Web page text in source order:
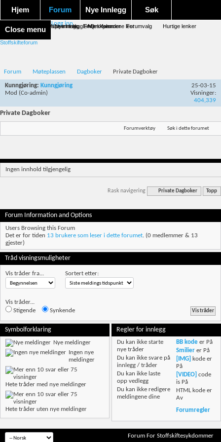
Hjem Forum
Nye innlegg FAQ Kalender Forumvalg Hurtige lenker
Nye Innlegg
Nye innlegg Merk forumene lest
Søk
Avansert søk Emneskyen
Close menu
Logg inn
Stoffskifteforum
Forum Møteplassen Dagboker Private Dagboker
Kunngjøring: Kunngjøring
Mod (Co-admin)
25-03-15
Visninger:
404,339
Private Dagboker
Forumverktøy Søk i dette forumet
Ingen innhold tilgjengelig
Rask navigering Private Dagboker Topp
Forum Information and Options
Users Browsing this Forum
Det er for tiden 13 brukere som leser i dette forumet. (0 medlemmer & 13
gjester)
Tråd visningsmuligheter
Vis tråder fra... Sortert etter:
Vis tråder...
Stigende
Synkende
Symbolforklaring
Nye meldinger
Ingen nye
meldinger
Hete tråder med nye meldinger
Hete tråder uten nye meldinger
Regler for innlegg
Du kan ikke starte
nye tråder
Du kan ikke svare på
innlegg / tråder
Du kan ikke laste
opp vedlegg
Du kan ikke redigere
meldingene dine
BB kode er På
Smilier er På
[IMG] kode er
På
[VIDEO] code
is På
HTML kode er
Av
Forumregler
Forum For Stoffskiftesykdommer